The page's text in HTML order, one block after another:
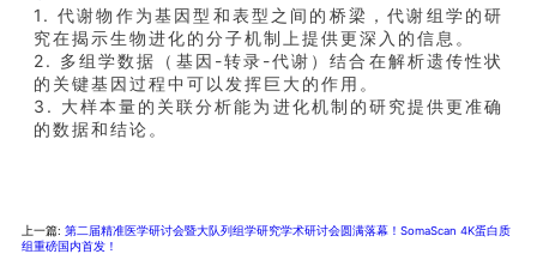
1. 代谢物作为基因型和表型之间的桥梁，代谢组学的研
究在揭示生物进化的分子机制上提供更深入的信息。
2. 多组学数据（基因-转录-代谢）结合在解析遗传性状
的关键基因过程中可以发挥巨大的作用。
3. 大样本量的关联分析能为进化机制的研究提供更准确
的数据和结论。
上一篇: 第二届精准医学研讨会暨大队列组学研究学术研讨会圆满落幕！SomaScan 4K蛋白质
组重磅国内首发！